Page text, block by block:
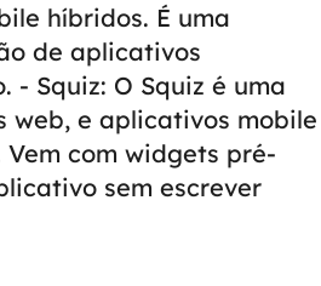
híbridos. É uma
de aplicativos
- Squiz: O Squiz é uma
web, e aplicativos mobile
com widgets pré-
sem escrever